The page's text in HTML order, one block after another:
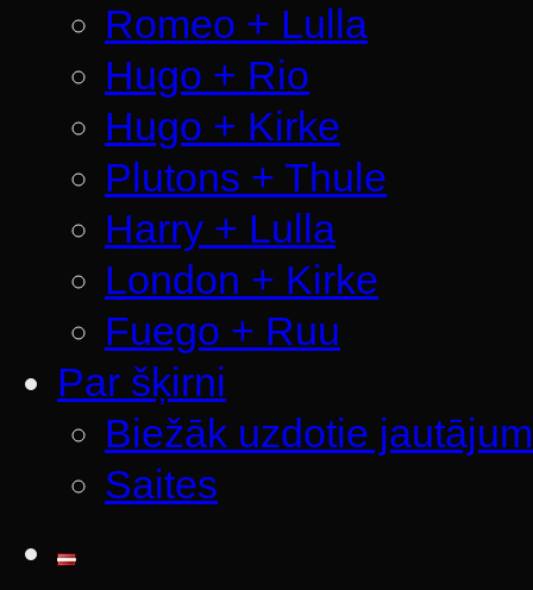
Romeo + Lulla
Hugo + Rio
Hugo + Kirke
Plutons + Thule
Harry + Lulla
London + Kirke
Fuego + Ruu
Par šķirni
Biežāk uzdotie
Saites